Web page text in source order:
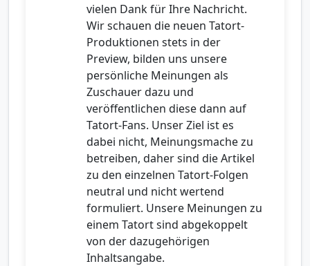
vielen Dank für Ihre Nachricht.
Wir schauen die neuen Tatort-
Produktionen stets in der
Preview, bilden uns unsere
persönliche Meinungen als
Zuschauer dazu und
veröffentlichen diese dann auf
Tatort-Fans. Unser Ziel ist es
dabei nicht, Meinungsmache zu
betreiben, daher sind die Artikel
zu den einzelnen Tatort-Folgen
neutral und nicht wertend
formuliert. Unsere Meinungen zu
einem Tatort sind abgekoppelt
von der dazugehörigen
Inhaltsangabe.